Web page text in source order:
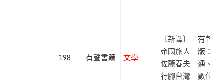
198 有聲書籍 文學
〔新譯〕
帝國旅人
佐藤春夫
行腳台灣
有聲出
版：
通、
數位